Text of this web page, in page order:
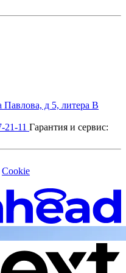
Павлова, д 5, литера В
21-11 Гарантия и сервис:
Cookie